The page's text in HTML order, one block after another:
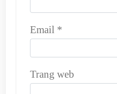
Email *
Trang web